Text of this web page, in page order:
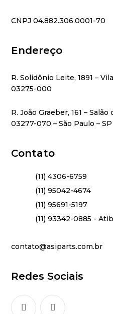
CNPJ 04.882.306.0001-70
Endereço
R. Solidônio Leite, 1891 –
03275-000
R. João Graeber, 161 –
03277-070 – São Paulo – SP
Contato
(11) 4306-6759
(11) 95042-4674
(11) 95691-5197
(11) 93342-0885 -
contato@asiparts.com.br
Redes Sociais